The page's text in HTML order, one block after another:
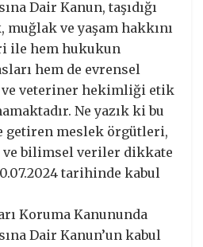
Dair Kanun, taşıdığı
ve yaşam hakkını
ile hem hukukun
hem de evrensel
veteriner hekimliği etik
Ne yazık ki bu
getiren meslek örgütleri,
ve bilimsel veriler dikkate
tarihinde kabul
Koruma Kanununda
Dair Kanun’un kabul